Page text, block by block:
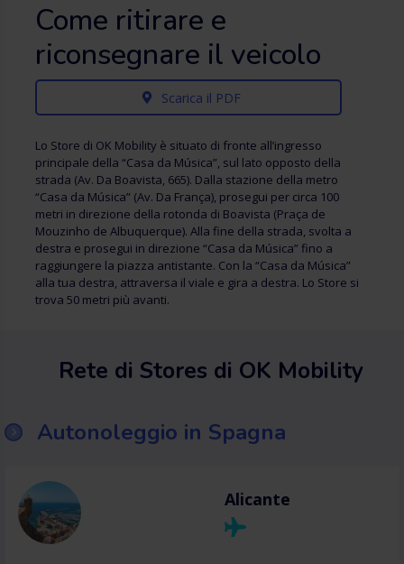
Come ritirare e
riconsegnare il veicolo
Scarica il PDF
Lo Store di OK Mobility è situato di fronte all’ingresso
principale della “Casa da Música”, sul lato opposto della
strada (Av. Da Boavista, 665). Dalla stazione della metro
“Casa da Música” (Av. Da França), prosegui per circa 100
metri in direzione della rotonda di Boavista (Praça de
Mouzinho de Albuquerque). Alla fine della strada, svolta a
destra e prosegui in direzione “Casa da Música” fino a
raggiungere la piazza antistante. Con la “Casa da Música”
alla tua destra, attraversa il viale e gira a destra. Lo Store si
trova 50 metri più avanti.
Rete di Stores di OK Mobility
Autonoleggio in Spagna
Alicante